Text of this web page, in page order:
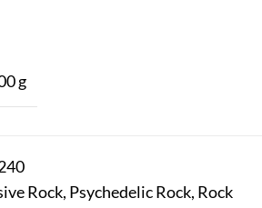
g
Rock, Psychedelic Rock, Rock